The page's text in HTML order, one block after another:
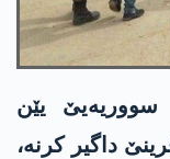
سووریەیێ یێن
داگیر کرنە،